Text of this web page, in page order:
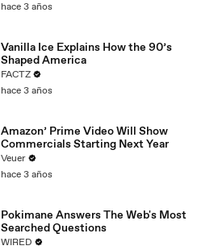
hace 3 años
Vanilla Ice Explains How the 90’s
Shaped America
FACTZ
hace 3 años
Amazon’ Prime Video Will Show
Commercials Starting Next Year
Veuer
hace 3 años
Pokimane Answers The Web's Most
Searched Questions
WIRED